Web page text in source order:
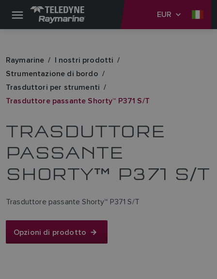
EUR
Raymarine
I nostri prodotti
Strumentazione di bordo
Trasduttori per strumenti
Trasduttore passante Shorty™ P371 S/T
TRASDUTTORE
PASSANTE
SHORTY™ P371 S/T
Trasduttore passante Shorty™ P371 S/T
Opzioni di prodotto